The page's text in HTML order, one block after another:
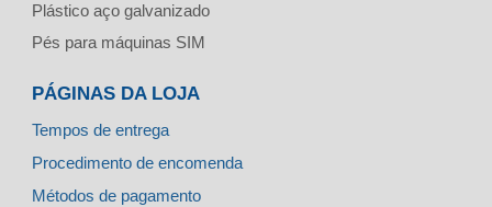
Plástico aço galvanizado
Pés para máquinas SIM
PÁGINAS DA LOJA
Tempos de entrega
Procedimento de encomenda
Métodos de pagamento